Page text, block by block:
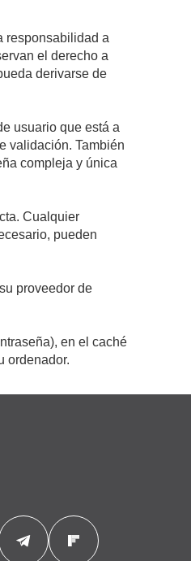
responsabilidad a
el derecho a
derivarse de
usuario que está a
validación. También
compleja y única
Cualquier
pueden
proveedor de
en el caché
ordenador.